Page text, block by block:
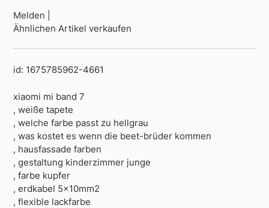
Melden |
Ähnlichen Artikel verkaufen
id: 1675785962-4661
xiaomi mi band 7
, weiße tapete
, welche farbe passt zu hellgrau
, was kostet es wenn die beet-brüder kommen
, hausfassade farben
, gestaltung kinderzimmer junge
, farbe kupfer
, erdkabel 5x10mm2
, flexible lackfarbe